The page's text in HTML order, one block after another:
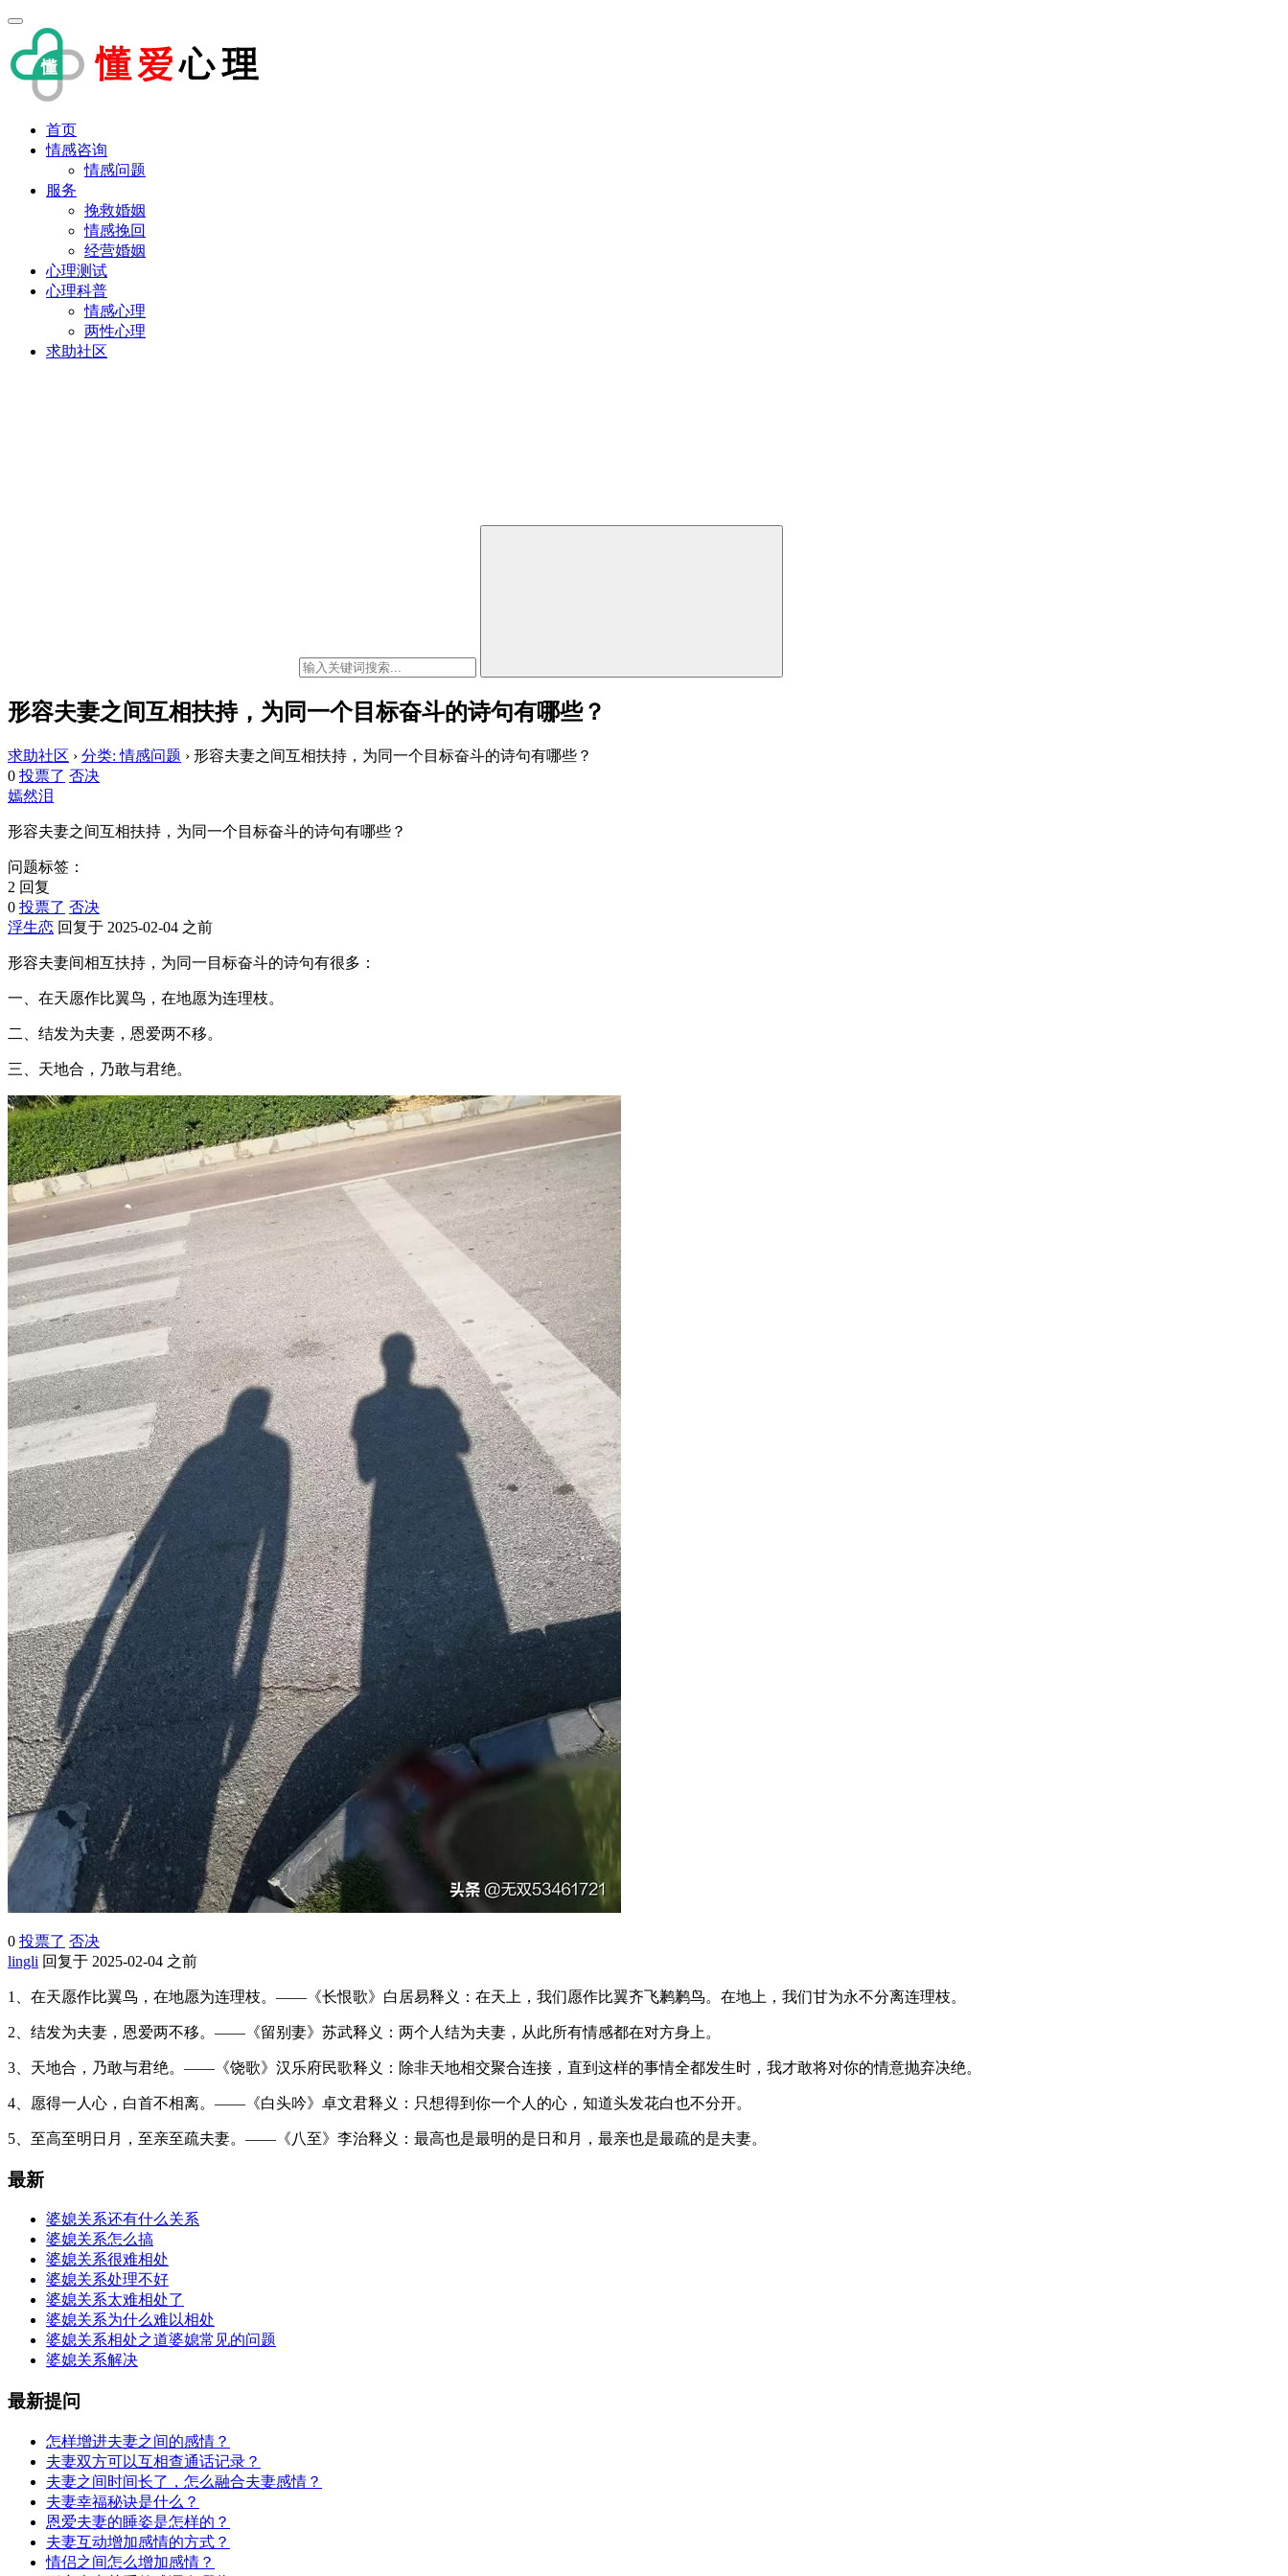
首页
情感咨询
情感问题
服务
挽救婚姻
情感挽回
经营婚姻
心理测试
心理科普
情感心理
两性心理
求助社区
形容夫妻之间互相扶持，为同一个目标奋斗的诗句有哪些？
求助社区 › 分类: 情感问题 › 形容夫妻之间互相扶持，为同一个目标奋斗的诗句有哪些？
0 投票了 否决
嫣然泪
形容夫妻之间互相扶持，为同一个目标奋斗的诗句有哪些？
问题标签：
2 回复
0 投票了 否决
浮生恋 回复于 2025-02-04 之前
形容夫妻间相互扶持，为同一目标奋斗的诗句有很多：
一、在天愿作比翼鸟，在地愿为连理枝。
二、结发为夫妻，恩爱两不移。
三、天地合，乃敢与君绝。
0 投票了 否决
lingli 回复于 2025-02-04 之前
1、在天愿作比翼鸟，在地愿为连理枝。——《长恨歌》白居易释义：在天上，我们愿作比翼齐飞鹣鹣鸟。在地上，我们甘为永不分离连理枝。
2、结发为夫妻，恩爱两不移。——《留别妻》苏武释义：两个人结为夫妻，从此所有情感都在对方身上。
3、天地合，乃敢与君绝。——《饶歌》汉乐府民歌释义：除非天地相交聚合连接，直到这样的事情全都发生时，我才敢将对你的情意抛弃决绝。
4、愿得一人心，白首不相离。——《白头吟》卓文君释义：只想得到你一个人的心，知道头发花白也不分开。
5、至高至明日月，至亲至疏夫妻。——《八至》李治释义：最高也是最明的是日和月，最亲也是最疏的是夫妻。
最新
婆媳关系还有什么关系
婆媳关系怎么搞
婆媳关系很难相处
婆媳关系处理不好
婆媳关系太难相处了
婆媳关系为什么难以相处
婆媳关系相处之道婆媳常见的问题
婆媳关系解决
最新提问
怎样增进夫妻之间的感情？
夫妻双方可以互相查通话记录？
夫妻之间时间长了，怎么融合夫妻感情？
夫妻幸福秘诀是什么？
恩爱夫妻的睡姿是怎样的？
夫妻互动增加感情的方式？
情侣之间怎么增加感情？